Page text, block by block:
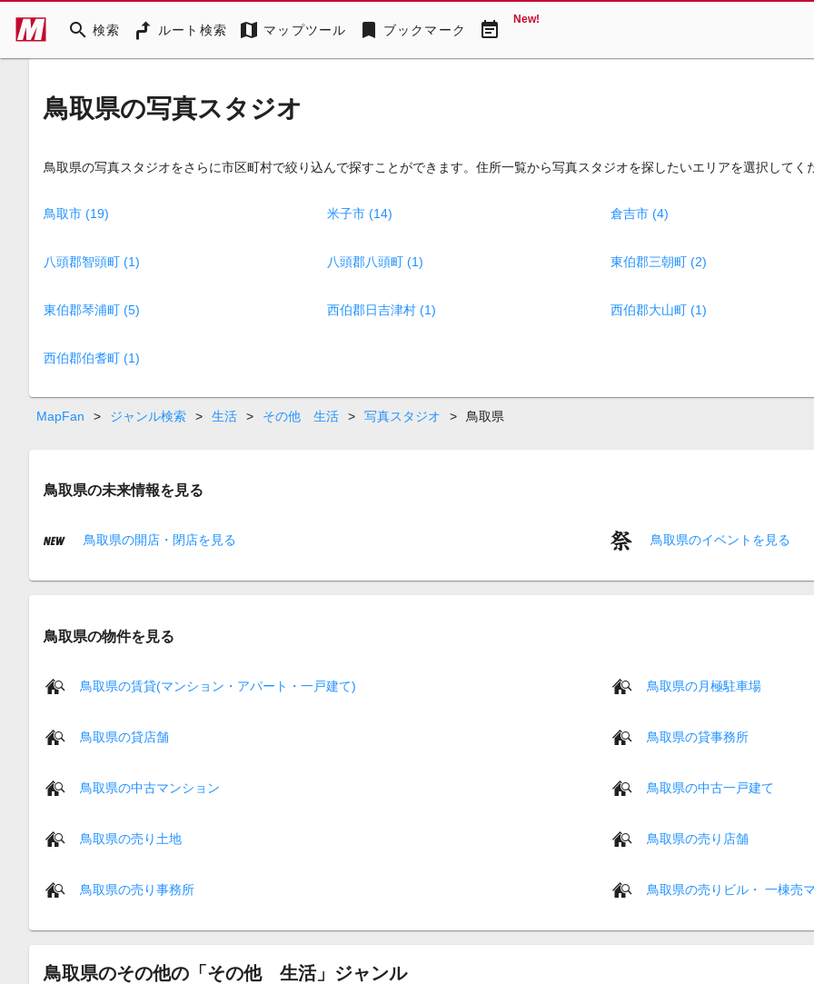
search 検索 ルート検索 map マップツール bookmark ブックマーク event_note New!
鳥取県の写真スタジオ
鳥取県の写真スタジオをさらに市区町村で絞り込んで探すことができます。住所一覧から写真スタジオを探したいエリアを選択してく
鳥取市 (19) 米子市 (14) 倉吉市 (4)
八頭郡智頭町 (1) 八頭郡八頭町 (1) 東伯郡三朝町 (2)
東伯郡琴浦町 (5) 西伯郡日吉津村 (1) 西伯郡大山町 (1)
西伯郡伯耆町 (1)
MapFan > ジャンル検索 > 生活 > その他 生活 > 写真スタジオ > 鳥取県
鳥取県の未来情報を見る
鳥取県の開店・閉店を見る 鳥取県のイベントを見る
鳥取県の物件を見る
鳥取県の賃貸(マンション・アパート・一戸建て) 鳥取県の月極駐車場
鳥取県の貸店舗 鳥取県の貸事務所
鳥取県の中古マンション 鳥取県の中古一戸建て
鳥取県の売り土地 鳥取県の売り店舗
鳥取県の売り事務所 鳥取県の売りビル・ 一棟売
鳥取県のその他の「その他 生活」ジャンル